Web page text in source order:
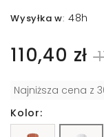
Wysyłka w: 48h
110,40 zł
Najniższa cena z
Kolor: